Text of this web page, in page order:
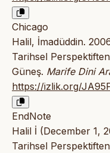
Chicago
Halil, İmadüddin.
Tarihsel
Güneş. Marife Dini
https://izlik.org/
EndNote
Halil İ (December 1,
Tarihsel